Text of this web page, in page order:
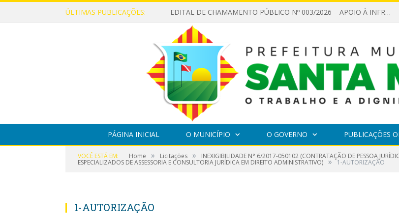
ÚLTIMAS PUBLICAÇÕES: EDITAL DE CHAMAMENTO PÚBLICO Nº 003/2026 – APOIO À INFRAESTRUTURA CULTURAL
PÁGINA INICIAL O MUNICÍPIO O GOVERNO PUBLICAÇÕES
VOCÊ ESTÁ EM: Home » Licitações » INEXIGIBILIDADE N° 6/2017-050102 (CONTRATAÇÃO DE PESSOA
ESPECIALIZADOS DE ASSESSORIA E CONSULTORIA JURÍDICA EM DIREITO ADMINISTRATIVO) » 1-AUTORIZAÇÃO
1-AUTORIZAÇÃO